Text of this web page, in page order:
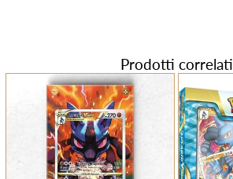
Prodotti correlati